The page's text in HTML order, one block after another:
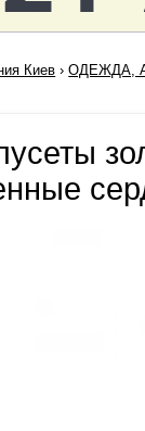
Киев ›ОДЕЖДА,